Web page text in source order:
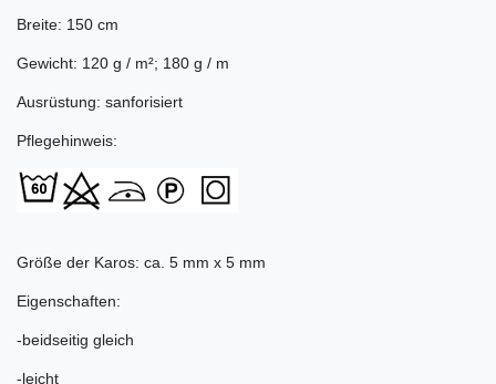
Breite: 150 cm
Gewicht: 120 g / m²; 180 g / m
Ausrüstung: sanforisiert
Pflegehinweis:
Größe der Karos: ca. 5 mm x 5 mm
Eigenschaften:
-beidseitig gleich
-leicht